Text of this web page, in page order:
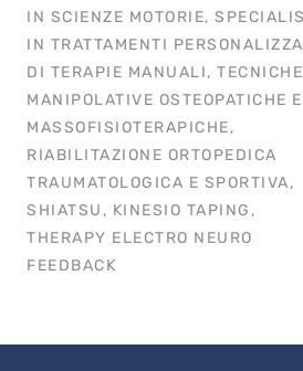
IN SCIENZE MOTORIE,
IN TRATTAMENTI
DI TERAPIE MANUALI, TECNICHE
MANIPOLATIVE OSTEOPATICHE E
MASSOFISIOTERAPICHE,
RIABILITAZIONE ORTOPEDICA
TRAUMATOLOGICA E SPORTIVA,
SHIATSU, KINESIO TAPING,
THERAPY ELECTRO NEURO
FEEDBACK